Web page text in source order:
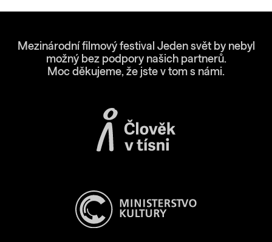
Mezinárodní filmový festival Jeden svět by nebyl
možný bez podpory našich partnerů.
Moc děkujeme, že jste v tom s námi.